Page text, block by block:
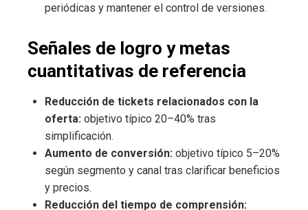
periódicas y mantener el control de versiones.
Señales de logro y metas
cuantitativas de referencia
Reducción de tickets relacionados con la
oferta: objetivo típico 20–40% tras
simplificación.
Aumento de conversión: objetivo típico 5–20%
según segmento y canal tras clarificar beneficios
y precios.
Reducción del tiempo de comprensión: